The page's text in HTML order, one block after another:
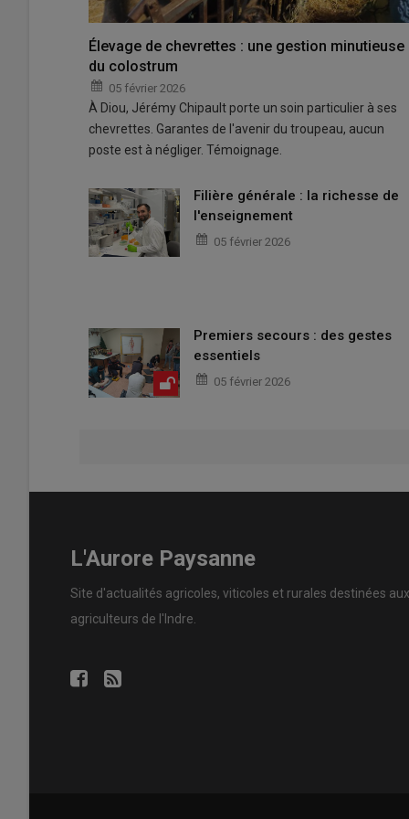
Élevage de chevrettes : une gestion minutieuse
du colostrum
05 février 2026
À Diou, Jérémy Chipault porte un soin particulier à ses
chevrettes. Garantes de l'avenir du troupeau, aucun
poste est à négliger. Témoignage.
Filière générale : la richesse de
l'enseignement
05 février 2026
Premiers secours : des gestes
essentiels
05 février 2026
L'Aurore Paysanne
Site d'actualités agricoles, viticoles et rurales destinées aux
agriculteurs de l'Indre.